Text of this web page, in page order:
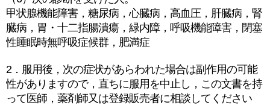
甲状腺機能障害，糖尿病，心臓病，高血圧，肝臓病，腎
臓病，胃・十二指腸潰瘍，緑内障，呼吸機能障害，閉塞
性睡眠時無呼吸症候群，肥満症
2．服用後，次の症状があらわれた場合は副作用の可能
性がありますので，直ちに服用を中止し，この文書を持
って医師，薬剤師又は登録販売者に相談してください